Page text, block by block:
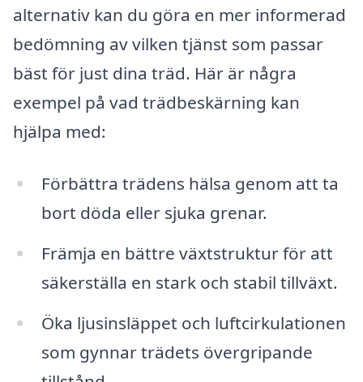
alternativ kan du göra en mer informerad
bedömning av vilken tjänst som passar
bäst för just dina träd. Här är några
exempel på vad trädbeskärning kan
hjälpa med:
Förbättra trädens hälsa genom att ta
bort döda eller sjuka grenar.
Främja en bättre växtstruktur för att
säkerställa en stark och stabil tillväxt.
Öka ljusinsläppet och luftcirkulationen
som gynnar trädets övergripande